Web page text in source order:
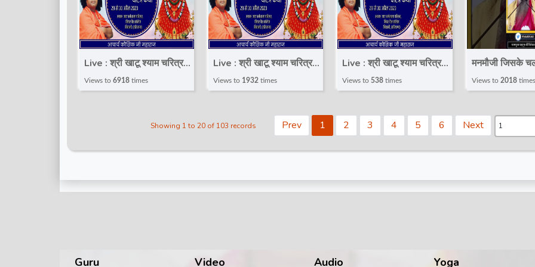
Live : श्री खाटू श्याम चरित्र
कथा | Day 1 | Acharya
Views to 6918 times
Live : श्री खाटू श्याम चरित्र
कथा | Day 1 | Acharya
भिवानी, हरियाणा
Views to 1932 times
Live : श्री खाटू श्याम चरित्र
कथा | Day 1 | Acharya
भिवानी, हरियाणा
Views to538 times
मनमौजी जिसके
चरित्र है
Views to 2018times
Showing 1 to 20 of 103 records Prev 1 2 3 4 5 6 Next
Guru Video Audio Yoga